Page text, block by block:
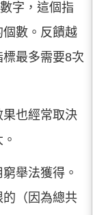
字，這個指
數。反饋越
最多需要8次
也經常取決
舉法獲得。
（因為總共